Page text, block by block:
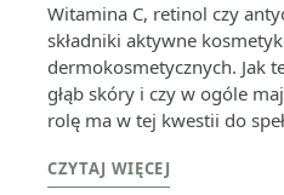
Witamina C, retinol czy
składniki aktywne
dermokosmetycznych. Jak
głąb skóry i czy w ogóle
rolę ma w tej kwestii do
CZYTAJ WIĘCEJ